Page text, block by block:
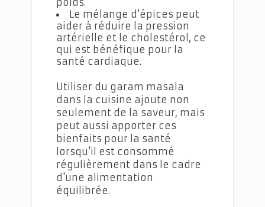
Le mélange d'épices peut
aider à réduire la pression
artérielle et le cholestérol, ce
qui est bénéfique pour la
santé cardiaque.
Utiliser du garam masala
dans la cuisine ajoute non
seulement de la saveur, mais
peut aussi apporter ces
bienfaits pour la santé
lorsqu'il est consommé
régulièrement dans le cadre
d'une alimentation
équilibrée.